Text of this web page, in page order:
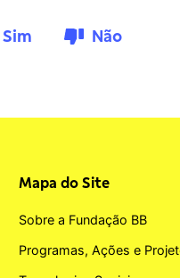
Sim Não
Mapa do Site
Sobre a Fundação BB
Programas, Ações e